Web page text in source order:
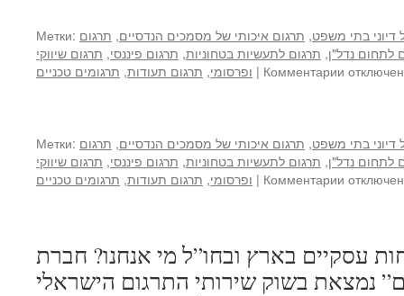
שירותי
תרגום
ושרותי
Метки: דיוני בתי משפט, תרגום איכותי של מסמכים הנדסיים, תרגום
לתחום נדל"ן, תרגום לתעשיות בטחוניות, תרגום פיננסי, תרגום שיווקי
ופרסומי, תרגום תעודות, תרגומים טכניים | Комментарии к
иврит,
русский,
–
English
Метки: דיוני בתי משפט, תרגום איכותי של מסמכים הנדסיים, תרגום
לתחום נדל"ן, תרגום לתעשיות בטחוניות, תרגום פיננסי, תרגום שיווקי
ופרסומי, תרגום תעודות, תרגומים טכניים | Комментарии к
иврит,
русский,עסקיים בארץ ובחו”ל מי אנחנו? חברת
נמצאת בשוק שירותי התרגום הישראלי